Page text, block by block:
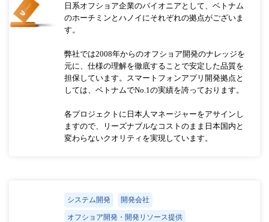
日系オフショア企業のパイオニアとして、ベトナム
のホーチミンとハノイにそれぞれの拠点がございま
す。
弊社では2008年からのオフショア開発のナレッジを
元に、仕様の理解を徹底することで安定した品質を
担保しています。スマートフォンアプリ開発拠点と
しては、ベトナムでNo.1の実績を誇っております。
各プロジェクトに日本人マネージャーをアサインし
ますので、リーズナブルなコストのまま日本国内と
変わらないクオリティを実現しています。
システム開発 開発会社
オフショア開発・開発リソース提供